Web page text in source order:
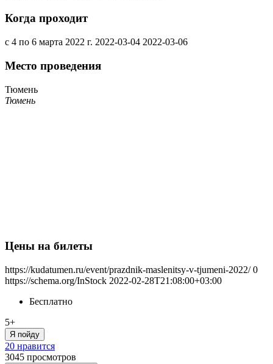
Когда проходит
с 4 по 6 марта 2022 г. 2022-03-04 2022-03-06
Место проведения
Тюмень
Тюмень
Цены на билеты
https://kudatumen.ru/event/prazdnik-maslenitsy-v-tjumeni-2022/ 0
https://schema.org/InStock 2022-02-28T21:08:00+03:00
Бесплатно
5+
Я пойду
20 нравится
3045 просмотров